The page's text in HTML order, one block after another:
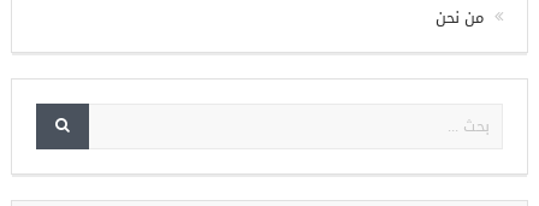
خدمات التسويق
من نحن